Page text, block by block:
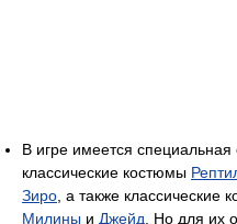
В игре имеется
классические костюмы
Зиро , а также классические
Милины и Джейд . Но для их